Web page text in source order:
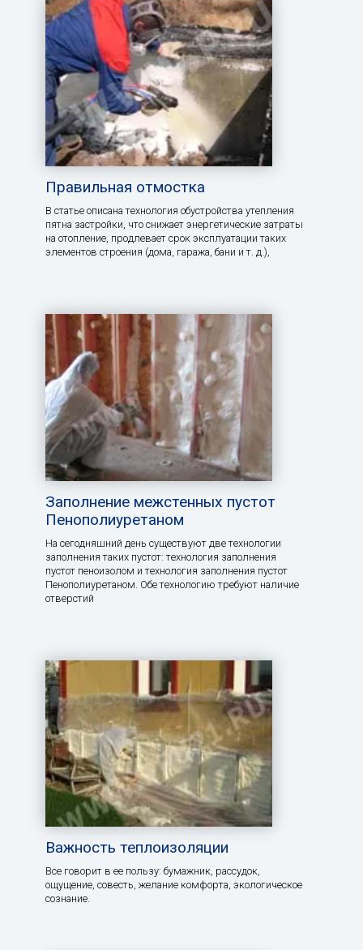
Правильная отмостка
В статье описана технология обустройства утепления
пятна застройки, что снижает энергетические затраты
на отопление, продлевает срок эксплуатации таких
элементов строения (дома, гаража, бани и т. д.),
Заполнение межстенных пустот
Пенополиуретаном
На сегодняшний день существуют две технологии
заполнения таких пустот: технология заполнения
пустот пеноизолом и технология заполнения пустот
Пенополиуретаном. Обе технологию требуют наличие
отверстий
Важность теплоизоляции
Все говорит в ее пользу: бумажник, рассудок,
ощущение, совесть, желание комфорта, экологическое
сознание.